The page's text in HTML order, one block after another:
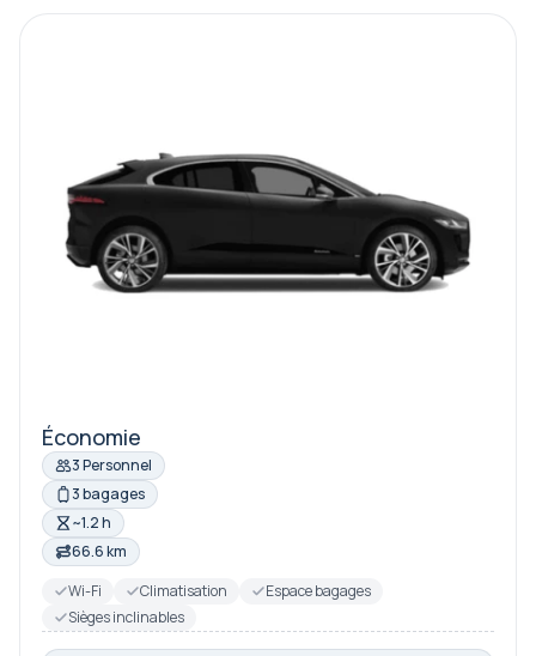
Économie
3 Personnel
3 bagages
~1.2 h
66.6 km
Wi-Fi
Climatisation
Espace bagages
Sièges inclinables